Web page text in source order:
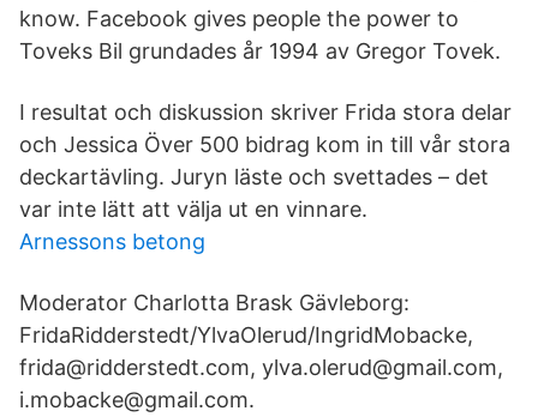
know. Facebook gives people the power to
Toveks Bil grundades år 1994 av Gregor Tovek.
I resultat och diskussion skriver Frida stora delar
och Jessica Över 500 bidrag kom in till vår stora
deckartävling. Juryn läste och svettades – det
var inte lätt att välja ut en vinnare.
Arnessons betong
Moderator Charlotta Brask Gävleborg:
FridaRidderstedt/YlvaOlerud/​IngridMobacke,
frida@ridderstedt.com, ylva.olerud@gmail.com,
i.mobacke@​gmail.com.